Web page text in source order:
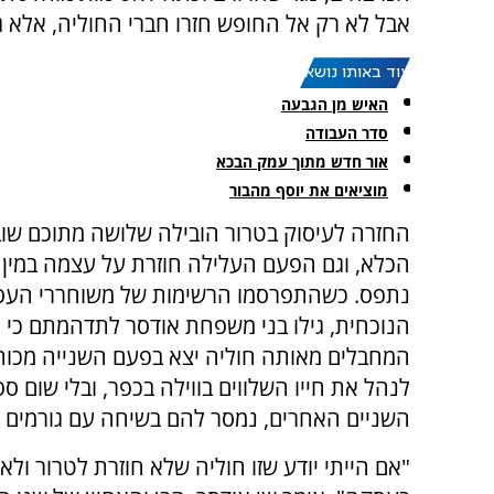
אבל לא רק אל החופש חזרו חברי החוליה, אלא
עוד באותו נושא:
האיש מן הגבעה
סדר העבודה
אור חדש מתוך עמק הבכא
מוציאים את יוסף מהבור
החזרה לעיסוק בטרור הובילה שלושה מתוכם
הכלא, וגם הפעם העלילה חוזרת על עצמה במין
נתפס. כשהתפרסמו הרשימות של משוחררי
הנוכחית, גילו בני משפחת אודסר לתדהמתם
המחבלים מאותה חוליה יצא בפעם השנייה
לנהל את חייו השלווים בווילה בכפר, ובלי שום
השניים האחרים, נמסר להם בשיחה עם
"אם הייתי יודע שזו חוליה שלא חוזרת לטרור